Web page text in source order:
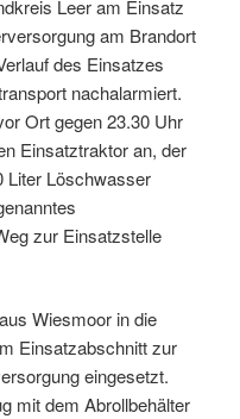
Leer am Einsatz
am Brandort
des Einsatzes
nachalarmiert.
Ort gegen 23.30 Uhr
Einsatztraktor an, der
Liter Löschwasser
zur Einsatzstelle
Wiesmoor in die
Einsatzabschnitt zur
eingesetzt.
mit dem Abrollbehälter